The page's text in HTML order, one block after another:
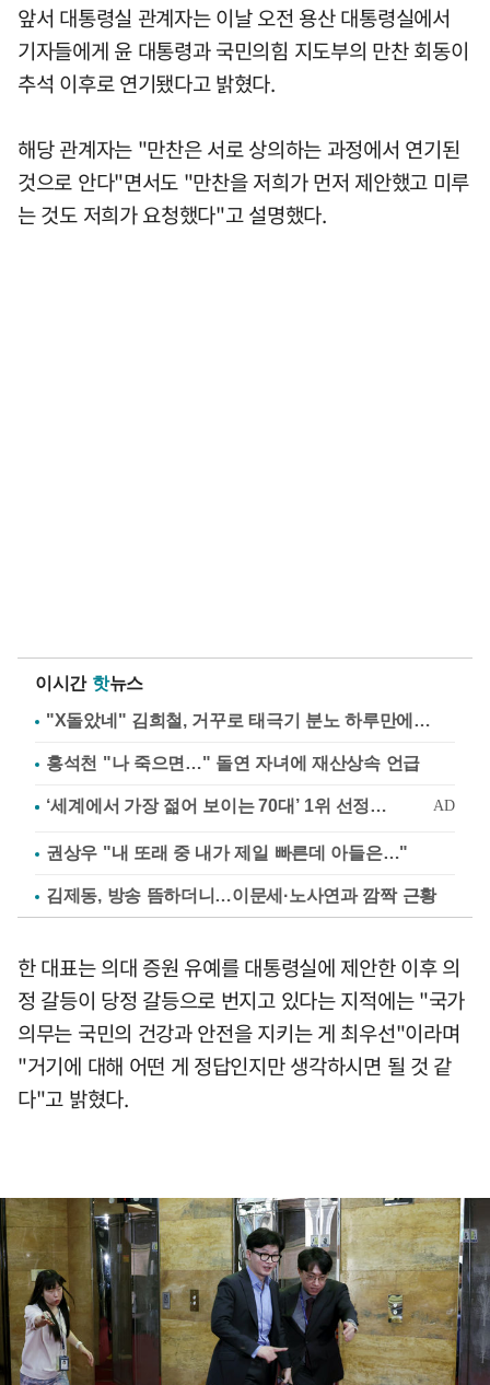
앞서 대통령실 관계자는 이날 오전 용산 대통령실에서
기자들에게 윤 대통령과 국민의힘 지도부의 만찬 회동이
추석 이후로 연기됐다고 밝혔다.
해당 관계자는 "만찬은 서로 상의하는 과정에서 연기된
것으로 안다"면서도 "만찬을 저희가 먼저 제안했고 미루
는 것도 저희가 요청했다"고 설명했다.
이시간 핫뉴스
"X돌았네" 김희철, 거꾸로 태극기 분노 하루만에…
홍석천 "나 죽으면…" 돌연 자녀에 재산상속 언급
권상우 "내 또래 중 내가 제일 빠른데 아들은…"
김제동, 방송 뜸하더니…이문세·노사연과 깜짝 근황
한 대표는 의대 증원 유예를 대통령실에 제안한 이후 의
정 갈등이 당정 갈등으로 번지고 있다는 지적에는 "국가
의무는 국민의 건강과 안전을 지키는 게 최우선"이라며
"거기에 대해 어떤 게 정답인지만 생각하시면 될 것 같
다"고 밝혔다.